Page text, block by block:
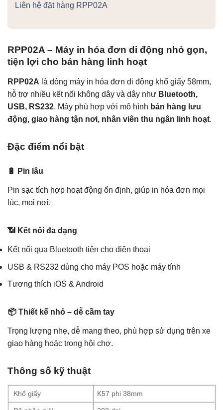
Liên hệ đặt hàng RPP02A
RPP02A – Máy in hóa đơn di động nhỏ gọn,
tiện lợi cho bán hàng linh hoạt
RPP02A là dòng máy in hóa đơn di động khổ giấy 58mm,
hỗ trợ nhiều kết nối không dây và dây như Bluetooth,
USB, RS232. Máy phù hợp với mô hình bán hàng lưu
động, giao hàng tận nơi, nhân viên thu ngân linh hoạt.
Đặc điểm nổi bật
🔋 Pin lâu
Pin sạc tích hợp hoạt động ổn định, giúp in hóa đơn mọi
lúc, mọi nơi.
📶 Kết nối đa dạng
Kết nối qua Bluetooth tiện cho điện thoại
USB & RS232 dùng cho máy POS hoặc máy tính
Tương thích iOS & Android
📦 Thiết kế nhỏ – dễ cầm tay
Trọng lượng nhẹ, dễ mang theo, phù hợp sử dụng trên xe
giao hàng hoặc trong hội chợ.
Thông số kỹ thuật
Khổ giấy K57 phi 38mm